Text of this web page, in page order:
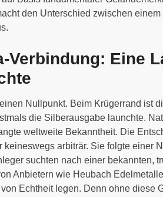
den Unterschied zwischen
Verbindung: Eine
Nullpunkt. Beim Krügerrand ist
die Silberausgabe launchte.
weltweite Bekanntheit. Die
keineswegs arbiträr. Sie folgte einer
suchten nach einer bekannten,
Anbietern wie Heubach
Echtheit legen. Denn ohne diese